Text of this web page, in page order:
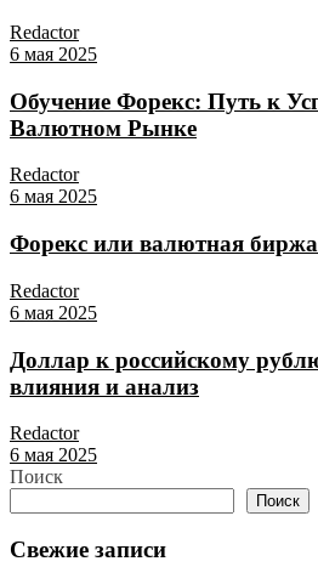
Redactor
6 мая 2025
Обучение Форекс: Путь к
Валютном Рынке
Redactor
6 мая 2025
Форекс или валютная
Redactor
6 мая 2025
Доллар к российскому
влияния и анализ
Redactor
6 мая 2025
Поиск
Поиск
Свежие записи